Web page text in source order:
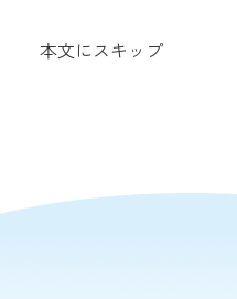
本文にスキップ